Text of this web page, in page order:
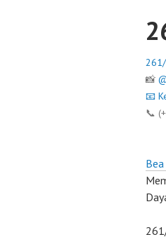
📸
📧
📞